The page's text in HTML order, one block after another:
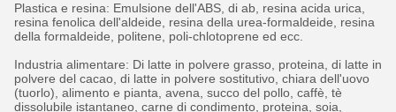
Plastica e resina: Emulsione dell'ABS, di ab, resina acida urica,
resina fenolica dell'aldeide, resina della urea-formaldeide, resina
della formaldeide, politene, poli-chlotoprene ed ecc.
Industria alimentare: Di latte in polvere grasso, proteina, di latte in
polvere del cacao, di latte in polvere sostitutivo, chiara dell'uovo
(tuorlo), alimento e pianta, avena, succo del pollo, caffè, tè
dissolubile istantaneo, carne di condimento, proteina, soia,